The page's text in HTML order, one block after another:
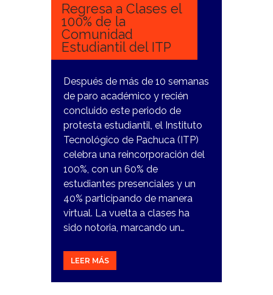
Regresa a Clases el
100% de la
Comunidad
Estudiantil del ITP
Después de más de 10 semanas
de paro académico y recién
concluido este periodo de
protesta estudiantil, el Instituto
Tecnológico de Pachuca (ITP)
celebra una reincorporación del
100%, con un 60% de
estudiantes presenciales y un
40% participando de manera
virtual. La vuelta a clases ha
sido notoria, marcando un…
LEER MÁS
27